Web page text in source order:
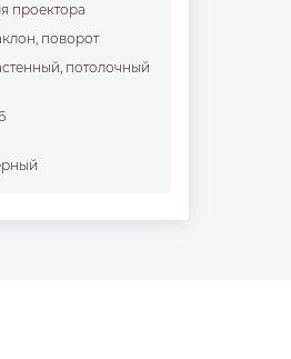
проектора
поворот
потолочный